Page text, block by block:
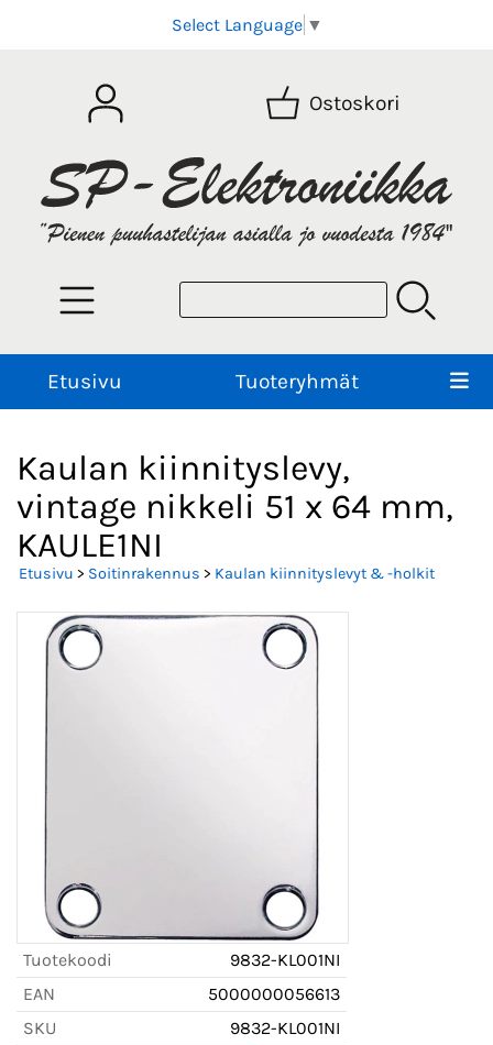
Select Language ▼
Ostoskori
Etusivu Tuoteryhmät
Kaulan kiinnityslevy,
vintage nikkeli 51 x 64 mm,
KAULE1NI
Etusivu > Soitinrakennus > Kaulan kiinnityslevyt & -holkit
Tuotekoodi
9832-KL001NI
EAN
5000000056613
SKU
9832-KL001NI